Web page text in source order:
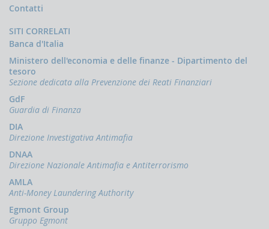
Rapporto
Quaderni
Newsletter
Interventi
del
Direttore
Interventi
della
Banca
d'Italia
in
materia
di
antiriciclaggio
Comunicati
Contatti
SITI CORRELATI
Banca d'Italia
Ministero dell'economia e delle finanze - Dipartimento del
tesoro
Sezione dedicata alla Prevenzione dei Reati Finanziari
GdF
Guardia di Finanza
DIA
Direzione Investigativa Antimafia
DNAA
Direzione Nazionale Antimafia e Antiterrorismo
AMLA
Anti-Money Laundering Authority
Egmont Group
Gruppo Egmont